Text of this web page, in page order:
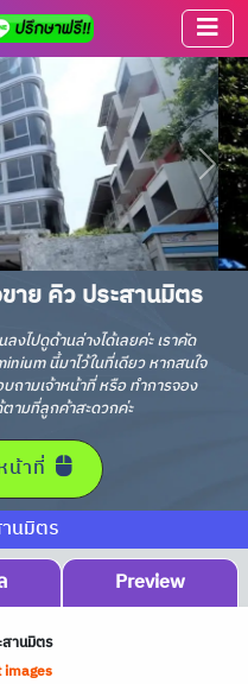
าย คิว ประสานมิตร
ไปดูด้านล่างได้เลยค่ะ เราคัด
นี้มาไว้ในที่เดียว หากสนใจ
ถามเจ้าหน้าที่ หรือ ทำการจอง
ามที่ลูกค้าสะดวกค่ะ
น้าที่
นมิตร
Preview
านมิตร